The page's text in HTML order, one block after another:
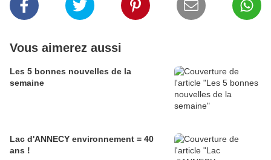
Vous aimerez aussi
Les 5 bonnes nouvelles de la
semaine
Lac d'ANNECY environnement = 40
ans !